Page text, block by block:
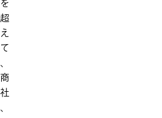
を
超
え
て
、
商
社
、